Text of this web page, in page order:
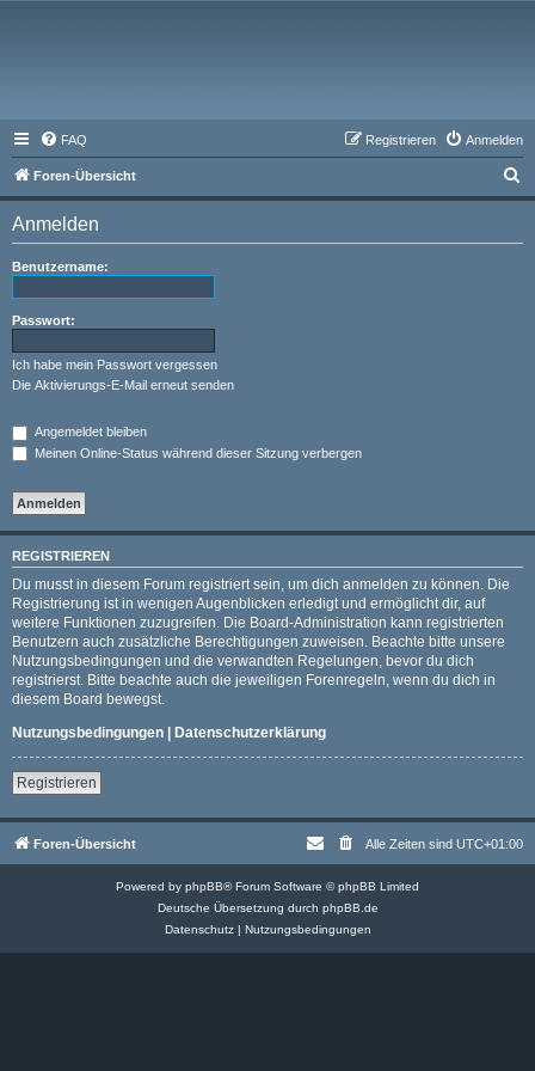
FAQ Anmelden
Registrieren
Foren-Übersicht
u
Anmelden
Benutzername:
Passwort:
Ich habe mein Passwort vergessen
Die Aktivierungs-E-Mail erneut senden
Angemeldet bleiben
Meinen Online-Status während dieser Sitzung verbergen
REGISTRIEREN
Du musst in diesem Forum registriert sein, um dich anmelden zu können. Die
Registrierung ist in wenigen Augenblicken erledigt und ermöglicht dir, auf
weitere Funktionen zuzugreifen. Die Board-Administration kann registrierten
Benutzern auch zusätzliche Berechtigungen zuweisen. Beachte bitte unsere
Nutzungsbedingungen und die verwandten Regelungen, bevor du dich
registrierst. Bitte beachte auch die jeweiligen Forenregeln, wenn du dich in
diesem Board bewegst.
Nutzungsbedingungen | Datenschutzerklärung
Registrieren
Foren-Übersicht Alle Zeiten sind UTC+01:00
Powered by phpBB® Forum Software © phpBB Limited
Deutsche Übersetzung durch phpBB.de
Datenschutz| Nutzungsbedingungen